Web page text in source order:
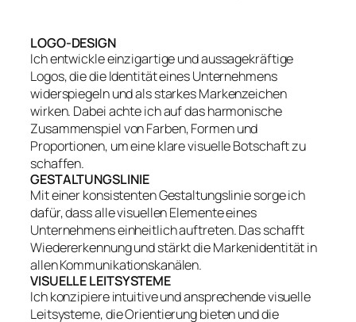
LOGO-DESIGN
Ich entwickle einzigartige und aussagekräftige
Logos, die die Identität eines Unternehmens
widerspiegeln und als starkes Markenzeichen
wirken. Dabei achte ich auf das harmonische
Zusammenspiel von Farben, Formen und
Proportionen, um eine klare visuelle Botschaft zu
schaffen.
GESTALTUNGSLINIE
Mit einer konsistenten Gestaltungslinie sorge ich
dafür, dass alle visuellen Elemente eines
Unternehmens einheitlich auftreten. Das schafft
Wiedererkennung und stärkt die Markenidentität in
allen Kommunikationskanälen.
VISUELLE LEITSYSTEME
Ich konzipiere intuitive und ansprechende visuelle
Leitsysteme, die Orientierung bieten und die